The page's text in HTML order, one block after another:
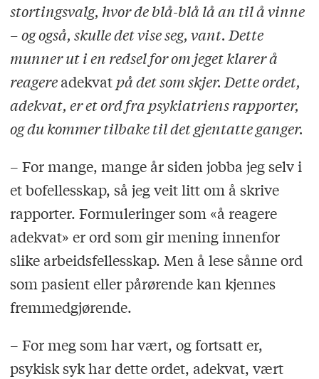
stortingsvalg, hvor de blå-blå lå an til å vinne
– og også, skulle det vise seg, vant. Dette
munner ut i en redsel for om jeget klarer å
reagereadekvat på det som skjer. Dette ordet,
adekvat, er et ord fra psykiatriens rapporter,
og du kommer tilbake til det gjentatte ganger.
– For mange, mange år siden jobba jeg selv i
et bofellesskap, så jeg veit litt om å skrive
rapporter. Formuleringer som «å reagere
adekvat» er ord som gir mening innenfor
slike arbeidsfellesskap. Men å lese sånne ord
som pasient eller pårørende kan kjennes
fremmedgjørende.
– For meg som har vært, og fortsatt er,
psykisk syk har dette ordet, adekvat, vært